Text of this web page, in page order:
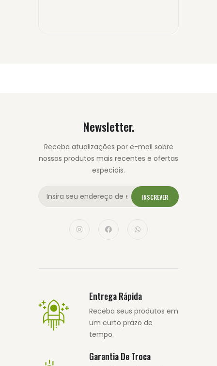
Newsletter.
Receba atualizações por e-mail sobre
nossos produtos mais recentes e ofertas
especiais.
INSCREVER
Entrega Rápida
Receba seus produtos em
um curto prazo de
tempo.
Garantia De Troca